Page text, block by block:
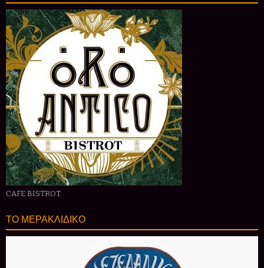
CAFE BISTROT
ΤΟ ΜΕΡΑΚΛΙΔΙΚΟ